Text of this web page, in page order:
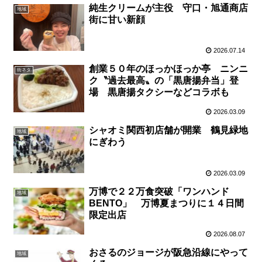
地域
純生クリームが主役 守口・旭通商店
街に甘い新顔
2026.07.14
街ネタ
創業５０年のほっかほっか亭 ニンニ
ク〝過去最高〟の「黒唐揚弁当」登
場 黒唐揚タクシーなどコラボも
2026.03.09
地域
シャオミ関西初店舗が開業 鶴見緑地
にぎわう
2026.03.09
地域
万博で２２万食突破「ワンハンド
BENTO」 万博夏まつりに１４日間
限定出店
2026.08.07
地域
おさるのジョージが阪急沿線にやって